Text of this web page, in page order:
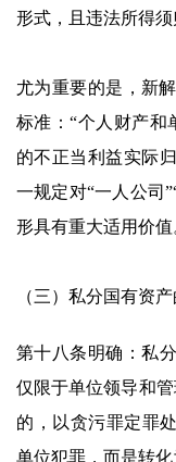
形式，且违法所得须
尤为重要的是，新
标准：“个人财产和
的不正当利益实际
一规定对“一人公司
形具有重大适用价值
（三）私分国有资
第十八条明确：私
仅限于单位领导和
的，以贪污罪定罪
单位犯罪，而是转化